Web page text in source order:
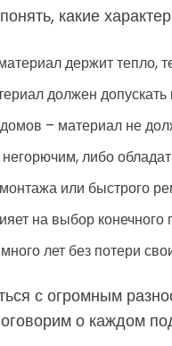
какие
держит тепло,
должен
– материал не
либо
или быстрого
на выбор конечного
лет без потери
с огромным
о каждом